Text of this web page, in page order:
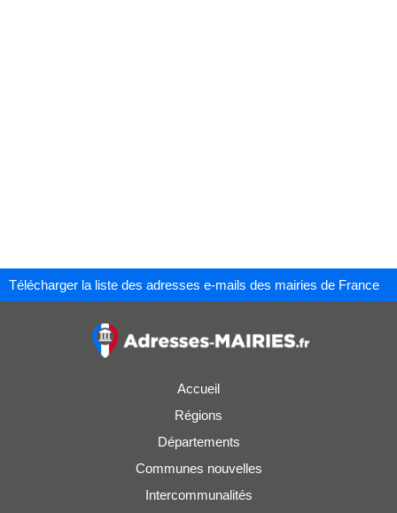
Télécharger la liste des adresses e-mails des mairies de France
Accueil
Régions
Départements
Communes nouvelles
Intercommunalités